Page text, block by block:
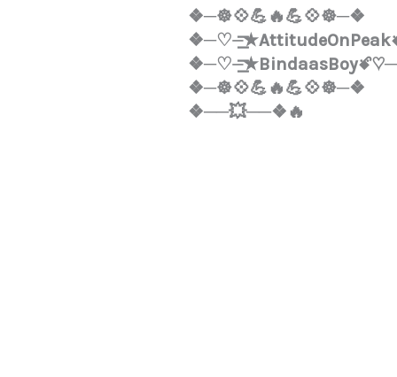
❖─☸💠💪🔥💪💠☸─❖
❖─☸💠💪🔥💪💠☸─❖
❖──💥──❖🔥